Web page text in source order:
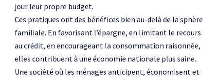
jour leur propre budget.
Ces pratiques ont des bénéfices bien au-delà de la sphère
familiale. En favorisant l’épargne, en limitant le recours
au crédit, en encourageant la consommation raisonnée,
elles contribuent à une économie nationale plus saine.
Une société où les ménages anticipent, économisent et